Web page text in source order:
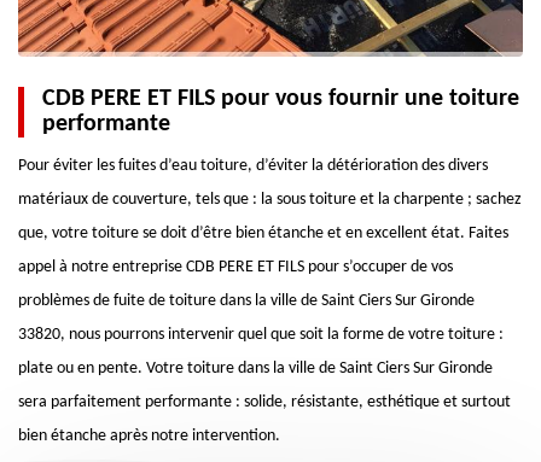
CDB PERE ET FILS pour vous fournir une toiture
performante
Pour éviter les fuites d’eau toiture, d’éviter la détérioration des divers
matériaux de couverture, tels que : la sous toiture et la charpente ; sachez
que, votre toiture se doit d’être bien étanche et en excellent état. Faites
appel à notre entreprise CDB PERE ET FILS pour s’occuper de vos
problèmes de fuite de toiture dans la ville de Saint Ciers Sur Gironde
33820, nous pourrons intervenir quel que soit la forme de votre toiture :
plate ou en pente. Votre toiture dans la ville de Saint Ciers Sur Gironde
sera parfaitement performante : solide, résistante, esthétique et surtout
bien étanche après notre intervention.